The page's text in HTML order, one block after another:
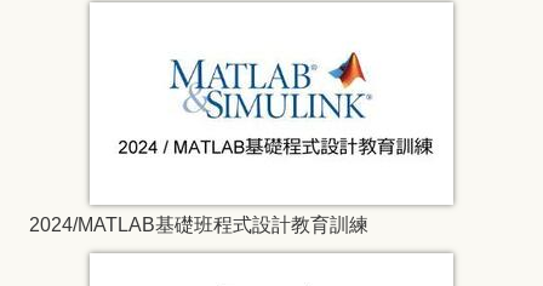
2024/MATLAB基礎班程式設計教育訓練